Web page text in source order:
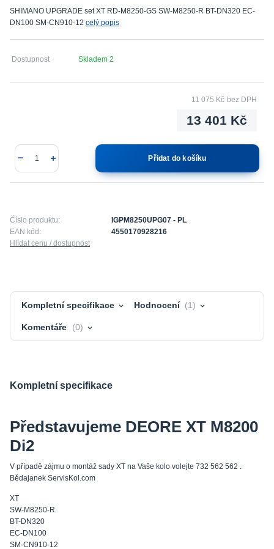
SHIMANO UPGRADE set XT RD-M8250-GS SW-M8250-R BT-DN320 EC-
DN100 SM-CN910-12 celý popis
Dostupnost Skladem 2
13 401 Kč
11 075 Kč bez DPH
Přidat do košíku
Číslo produktu:
IGPM8250UPG07 - PL
EAN kód:
4550170928216
Hlídat cenu / dostupnost
Kompletní specifikace Hodnocení 1
Komentáře 0
Kompletní specifikace
Představujeme DEORE XT M8200
Di2
V případě zájmu o montáž sady XT na Vaše kolo volejte 732 562 562 .
Bědajanek ServisKol.com
XT
SW-M8250-R
BT-DN320
EC-DN100
SM-CN910-12